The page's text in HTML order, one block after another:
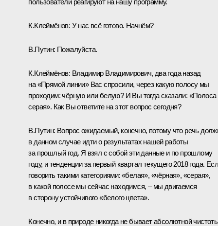
К.Клеймёнов: У нас всё готово. Начнём?
В.Путин: Пожалуйста.
К.Клеймёнов: Владимир Владимирович, два года назад
на «Прямой линии» Вас спросили, через какую полосу мы
проходим: чёрную или белую? И Вы тогда сказали: «Полоса
серая». Как Вы ответите на этот вопрос сегодня?
В.Путин: Вопрос ожидаемый, конечно, потому что речь
в данном случае идти о результатах нашей работы
за прошлый год. Я взял с собой эти данные и по прошлому
году, и тенденции за первый квартал текущего 2018 года.
говорить такими категориями: «белая», «чёрная», «серая»,
в какой полосе мы сейчас находимся, – мы двигаемся
в сторону устойчивого «белого цвета».
Конечно, и в природе никогда не бывает абсолютной